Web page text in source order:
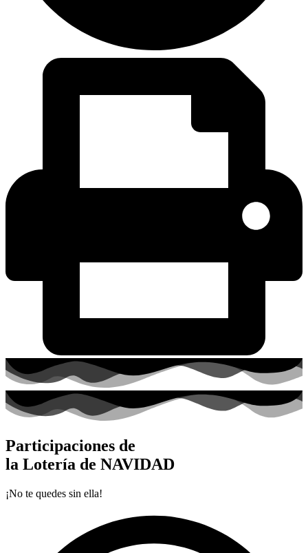
Participaciones de
la Lotería de NAVIDAD
¡No te quedes sin ella!